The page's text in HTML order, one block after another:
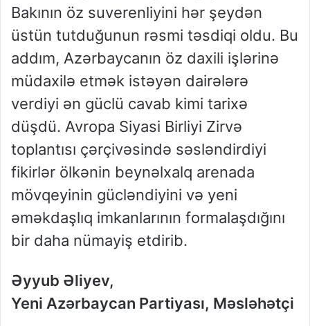
Bakının öz suverenliyini hər şeydən
üstün tutduğunun rəsmi təsdiqi oldu. Bu
addım, Azərbaycanın öz daxili işlərinə
müdaxilə etmək istəyən dairələrə
verdiyi ən güclü cavab kimi tarixə
düşdü. Avropa Siyasi Birliyi Zirvə
toplantısı çərçivəsində səsləndirdiyi
fikirlər ölkənin beynəlxalq arenada
mövqeyinin gücləndiyini və yeni
əməkdaşlıq imkanlarının formalaşdığını
bir daha nümayiş etdirib.
Əyyub Əliyev,
Yeni Azərbaycan Partiyası, Məsləhətçi